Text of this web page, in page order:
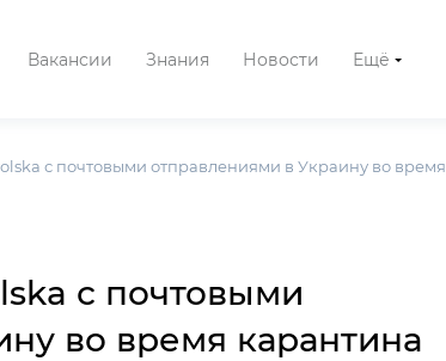
Вакансии Знания Новости Ещё
с почтовыми отправлениями в Украину во время
с почтовыми
во время карантина